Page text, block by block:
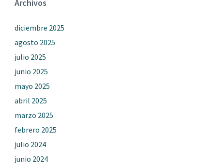
Archivos
diciembre 2025
agosto 2025
julio 2025
junio 2025
mayo 2025
abril 2025
marzo 2025
febrero 2025
julio 2024
junio 2024